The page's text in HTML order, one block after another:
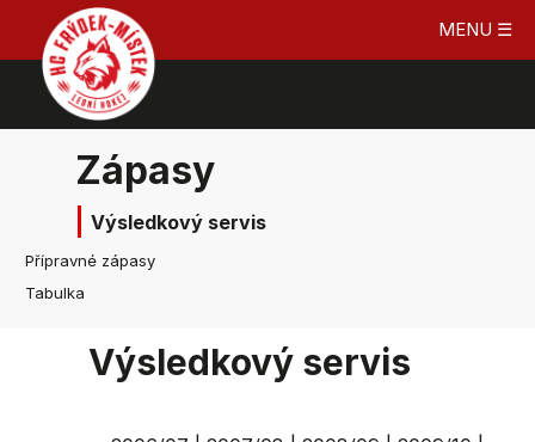
MENU ☰
Zápasy
Výsledkový servis
Přípravné zápasy
Tabulka
Výsledkový servis